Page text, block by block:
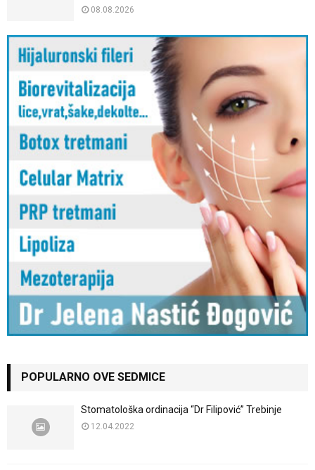
08.08.2026
POPULARNO OVE SEDMICE
Stomatološka ordinacija “Dr Filipović” Trebinje
12.04.2022